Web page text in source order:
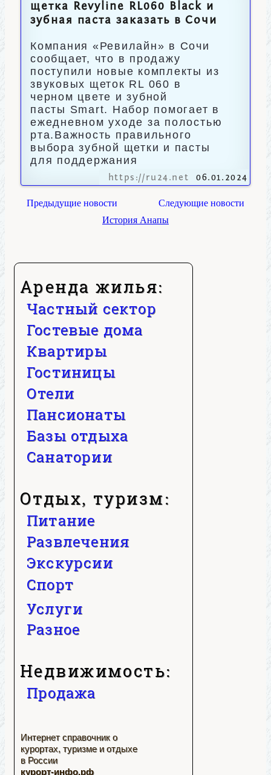
Аренда жилья:
Частный сектор
Гостевые дома
Квартиры
Гостиницы
Отели
Пансионаты
Базы отдыха
Санатории
Отдых, туризм:
Питание
Развлечения
Экскурсии
Спорт
Услуги
Разное
Недвижимость:
Продажа
Интернет справочник о
курортах, туризме и отдыхе
в России
курорт-инфо.рф
щетка Revyline RL060 Black и
зубная паста заказать в Сочи
Компания «Ревилайн» в Сочи
сообщает, что в продажу
поступили новые комплекты из
звуковых щеток RL 060 в
черном цвете и зубной
пасты Smart. Набор помогает в
ежедневном уходе за полостью
рта.Важность правильного
выбора зубной щетки и пасты
для поддержания
https://ru24.net 06.01.2024
Предыдущие новости
Следующие новости
История Анапы